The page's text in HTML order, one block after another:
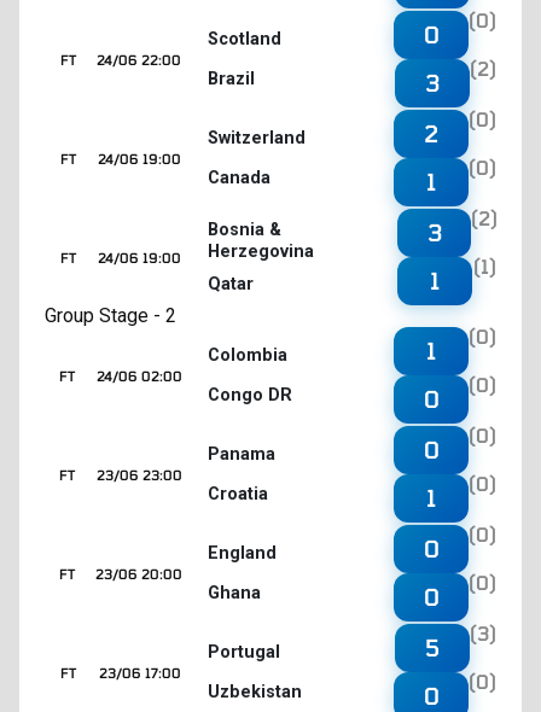
24/06 22:00
FT
Scotland
Brazil
0
(0)
3
(2)
24/06 19:00
FT
Switzerland
Canada
2
(0)
1
(0)
24/06 19:00
FT
Bosnia &
Herzegovina
Qatar
3
(2)
1
(1)
Group Stage - 2
24/06 02:00
FT
Colombia
Congo DR
1
(0)
0
(0)
23/06 23:00
FT
Panama
Croatia
0
(0)
1
(0)
23/06 20:00
FT
England
Ghana
0
(0)
0
(0)
23/06 17:00
FT
Portugal
Uzbekistan
5
(3)
0
(0)